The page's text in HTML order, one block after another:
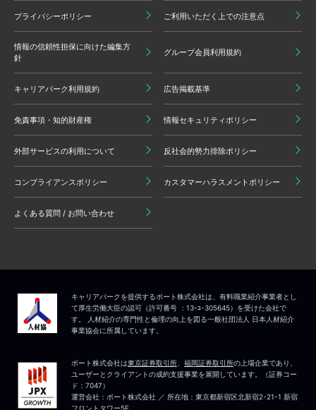
プライバシーポリシー ご利用いただく上での注意点
情報の信頼性担保に向けた編集方
針
グループ会員利用規約
キャリアパーク利用規約 広告掲載基準
免責事項・知的財産権 情報セキュリティポリシー
外部サービスの利用について 反社会的勢力排除ポリシー
コンプライアンスポリシー カスタマーハラスメントポリシー
よくある質問 / お問い合わせ